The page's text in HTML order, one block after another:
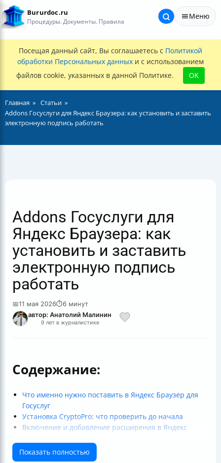
Bururdoc.ru
Процедуры. Документы. Правила
Меню
Посещая данный сайт, Вы соглашаетесь с Политикой
обработки Персональных данных и с использованием
файлов cookie, указанных в данной Политике.
OK
Главная
Статьи
Addons Госуслуги для Яндекс Браузера: как установить и заставить
электронную подпись работать
Addons Госуслуги для
Яндекс Браузера: как
установить и заставить
электронную подпись
работать
📅11 мая 2026⏱6 минут
автор: Анатолий Малинин
9 лет в журналистике
Содержание:
Что именно нужно поставить в Яндекс Браузер для
Госуслуг
Установка CryptoPro: что проверить до начала
Включение и добавление расширения в Яндекс
Как скачать и установить плагин Госуслуг для
электронной подписи
Показать полностью